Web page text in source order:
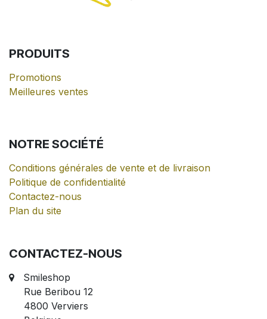
PRODUITS
Promotions
Meilleures ventes
NOTRE SOCIÉTÉ
Conditions générales de vente et de livraison
Politique de confidentialité
Contactez-nous
Plan du site
CONTACTEZ-NOUS
Smileshop
Rue Beribou 12
4800 Verviers